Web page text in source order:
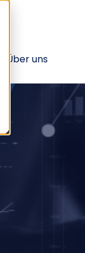
Über uns